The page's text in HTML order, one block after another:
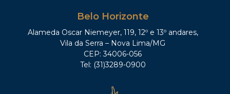
Belo Horizonte
Alameda Oscar Niemeyer, 119, 12º e 13º andares,
Vila da Serra – Nova Lima/MG
CEP: 34006-056
Tel: (31)3289-0900